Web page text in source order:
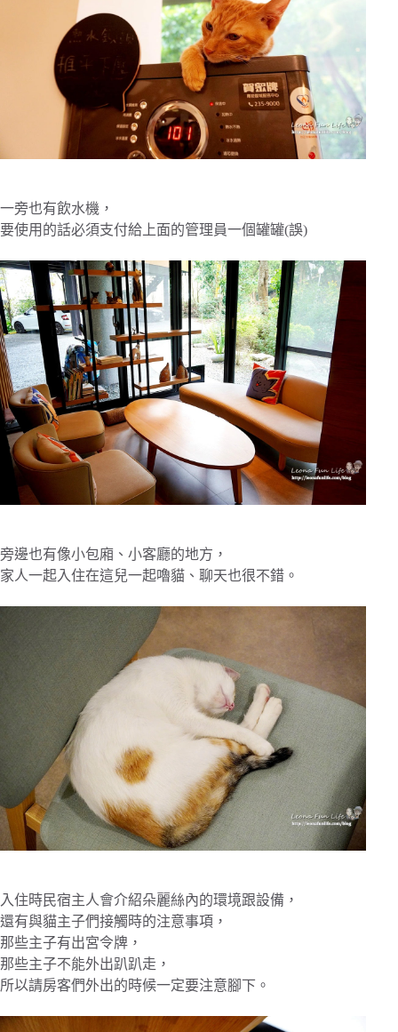
一旁也有飲水機，
要使用的話必須支付給上面的管理員一個罐罐(誤)
旁邊也有像小包廂、小客廳的地方，
家人一起入住在這兒一起嚕貓、聊天也很不錯。
入住時民宿主人會介紹朵麗絲內的環境跟設備，
還有與貓主子們接觸時的注意事項，
那些主子有出宮令牌，
那些主子不能外出趴趴走，
所以請房客們外出的時候一定要注意腳下。